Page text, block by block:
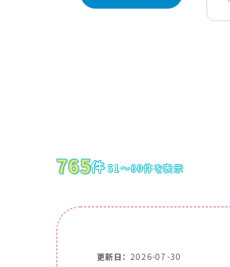
765件51～60件を表示
更新日 2026-07-30